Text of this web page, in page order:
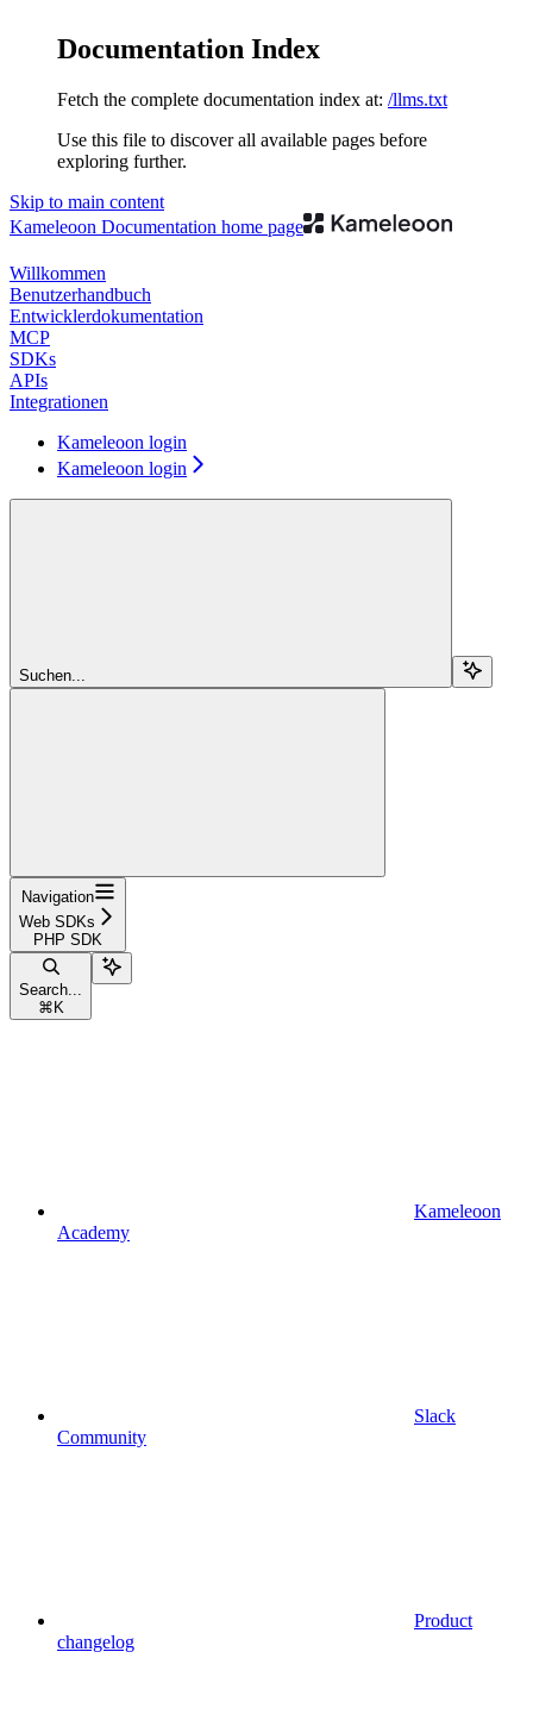
Documentation Index
Fetch the complete documentation index at: /llms.txt
Use this file to discover all available pages before
exploring further.
Skip to main content
Kameleoon Documentation home page
Willkommen
Benutzerhandbuch
Entwicklerdokumentation
MCP
SDKs
APIs
Integrationen
Kameleoon login
Kameleoon login
Suchen...
Navigation
Web SDKs
PHP SDK
Search...
⌘ K
Kameleoon
Academy
Slack
Community
Product
changelog